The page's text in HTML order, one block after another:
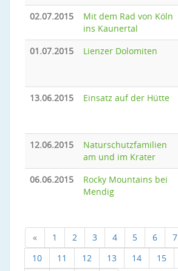
02.07.2015
Mit dem Rad von Köln
ins Kaunertal
01.07.2015 Lienzer Dolomiten
13.06.2015 Einsatz auf der Hütte
12.06.2015
Naturschutzfamilien
am und im Krater
06.06.2015
Rocky Mountains bei
Mendig
« 1 2 3 4 5 6 7
10
11 12 13 14 15